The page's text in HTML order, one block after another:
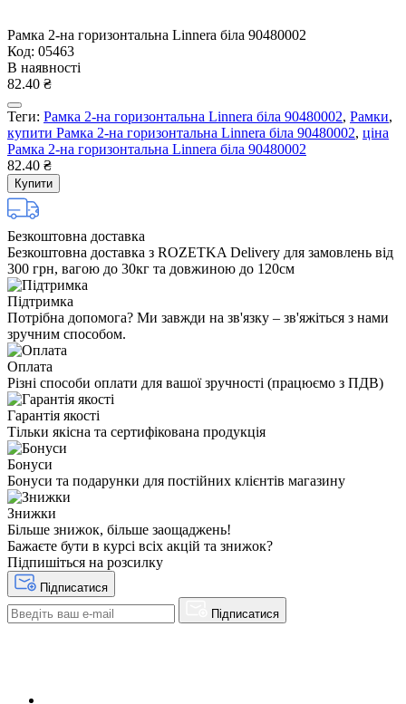
Рамка 2-на горизонтальна Linnera бiла 90480002
Код: 05463
В наявності
82.40 ₴
Теги: Рамка 2-на горизонтальна Linnera бiла 90480002, Рамки,
купити Рамка 2-на горизонтальна Linnera бiла 90480002, ціна
Рамка 2-на горизонтальна Linnera бiла 90480002
82.40 ₴
Купити
Безкоштовна доставка
Безкоштовна доставка з ROZETKA Delivery для замовлень від
300 грн, вагою до 30кг та довжиною до 120см
Підтримка
Потрібна допомога? Ми завжди на зв'язку – зв'яжіться з нами
зручним способом.
Оплата
Різні способи оплати для вашої зручності (працюємо з ПДВ)
Гарантія якості
Тільки якісна та сертифікована продукція
Бонуси
Бонуси та подарунки для постійних клієнтів магазину
Знижки
Більше знижок, більше заощаджень!
Бажаєте бути в курсі всіх акцій та знижок?
Підпишіться на розсилку
Підписатися
Підписатися